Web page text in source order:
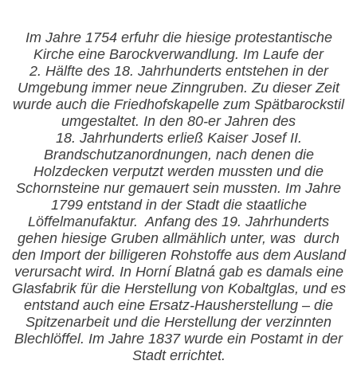
Im Jahre1754 erfuhr die hiesige protestantische
Kirche eine Barockverwandlung. Im Laufe der
2. Hälfte des 18. Jahrhunderts entstehen in der
Umgebung immer neue Zinngruben. Zu dieser Zeit
wurde auch die Friedhofskapelle zum Spätbarockstil
umgestaltet. In den 80-er Jahren des
18. Jahrhunderts erließ Kaiser Josef II.
Brandschutzanordnungen, nach denen die
Holzdecken verputzt werden mussten und die
Schornsteine nur gemauert sein mussten. Im Jahre
1799 entstand in der Stadt die staatliche
Löffelmanufaktur. Anfang des 19. Jahrhunderts
gehen hiesige Gruben allmählich unter, was durch
den Import der billigeren Rohstoffe aus dem Ausland
verursacht wird. In Horní Blatná gab es damals eine
Glasfabrik für die Herstellung von Kobaltglas, und es
entstand auch eine Ersatz-Hausherstellung – die
Spitzenarbeit und die Herstellung der verzinnten
Blechlöffel. Im Jahre 1837 wurde ein Postamt in der
Stadt errichtet.